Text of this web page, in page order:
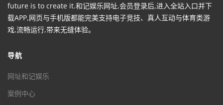
future is to create it.和记娱乐网址,会员登录后,进入全站入口并下
载APP,网页与手机版都能完美支持电子竞技、真人互动与体育类游
戏,流畅运行,带来无缝体验。
导航
网址和记娱乐
案例中心